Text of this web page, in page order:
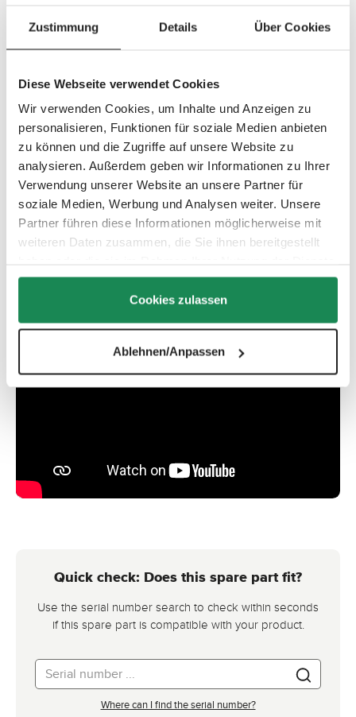
Zustimmung Details Über Cookies
Diese Webseite verwendet Cookies
Wir verwenden Cookies, um Inhalte und Anzeigen zu
personalisieren, Funktionen für soziale Medien anbieten
zu können und die Zugriffe auf unsere Website zu
analysieren. Außerdem geben wir Informationen zu Ihrer
Verwendung unserer Website an unsere Partner für
soziale Medien, Werbung und Analysen weiter. Unsere
Partner führen diese Informationen möglicherweise mit
weiteren Daten zusammen, die Sie ihnen bereitgestellt
gesammelt haben.
Cookies zulassen
Ablehnen/Anpassen
Salsa 4 Air - Set – Collection(s): 2023
Salsa 4 Air - Starter Set – Collection(s): 2020, 2021, 2022,
Salsa 5 Air – Collection(s): 2025, 2026
Salsa 5 Air - Set – Collection(s): 2025
Salsa 5 Air - Starter Set – Collection(s): 2025
Salsa 5 Air Starter Set – Collection(s): 2026
Salsa 5 Run – Collection(s): 2025
Salsa Run – Collection(s): 2024, 2025
Viper 4 – Collection(s): 2020, 2021
Quick check: Does this spare part fit?
Use the serial number search to check within seconds
if this spare part is compatible with your product.
Where can I find the serial number?